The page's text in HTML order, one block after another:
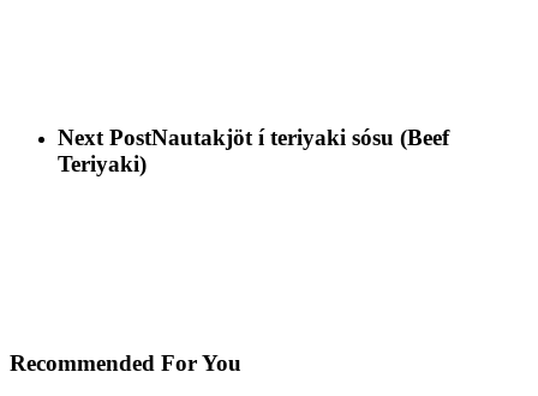
Next PostNautakjöt í teriyaki sósu (Beef
Teriyaki)
Recommended For You